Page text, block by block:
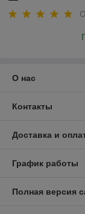
О нас
Контакты
Доставка и
График работы
Полная версия